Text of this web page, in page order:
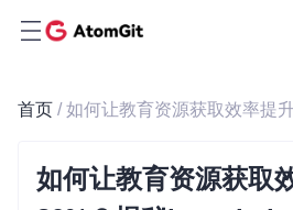
首页
如何让教育资源获取